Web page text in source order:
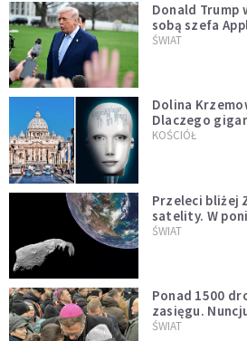
Donald Trump
sobą szefa
Muska
ŚWIAT
Dolina
Dlaczego
KOŚCIÓŁ
Przeleci bliżej
satelity. W
asteroidą,
ŚWIAT
Ponad 1500
zasięgu.
wygląda na
ŚWIAT